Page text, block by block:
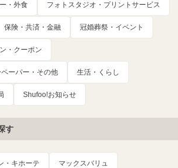
・外食 フォトスタジオ・プリントサービス
保険・共済・金融 冠婚葬祭・イベント
・クーポン
ーパー・その他 生活・くらし
Shufoo!お知らせ
す
・キホーテ マックスバリュ